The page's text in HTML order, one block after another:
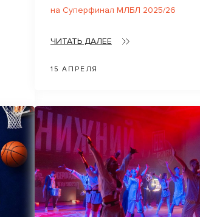
на Суперфинал МЛБЛ 2025/26
ЧИТАТЬ ДАЛЕЕ
15 АПРЕЛЯ